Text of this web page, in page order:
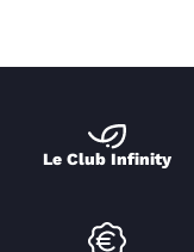
Le Club Infinity